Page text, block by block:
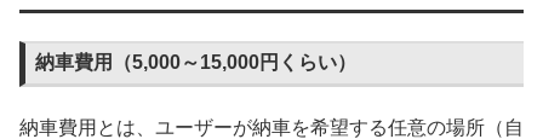
納車費用（5,000～15,000円くらい）
納車費用とは、ユーザーが納車を希望する任意の場所（自